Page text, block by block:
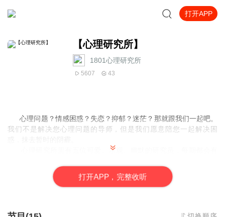
打开APP
【心理研究所】
1801心理研究所
5607 43
心理问题？情感困惑？失恋？抑郁？迷茫？那就跟我们一起吧。
我们不是解决您心理问题的导师，但是我们愿意陪您一起解决困
心理研究所里有五位可爱、乐观、幽默的研究员，每期都会有
或者小故事想要分享，可以私信我们，我们会尽自己所能一起来面
打开APP，完整收听